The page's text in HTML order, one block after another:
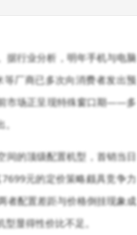
据行业分析，明年手机与电脑
厂商已多次向消费者发出预
市场正呈现特殊窗口期——多
间的顶级配置机型，首销当日
元的定价策略颇具竞争力
配置差距与价格倒挂现象成
显得性价比不足。